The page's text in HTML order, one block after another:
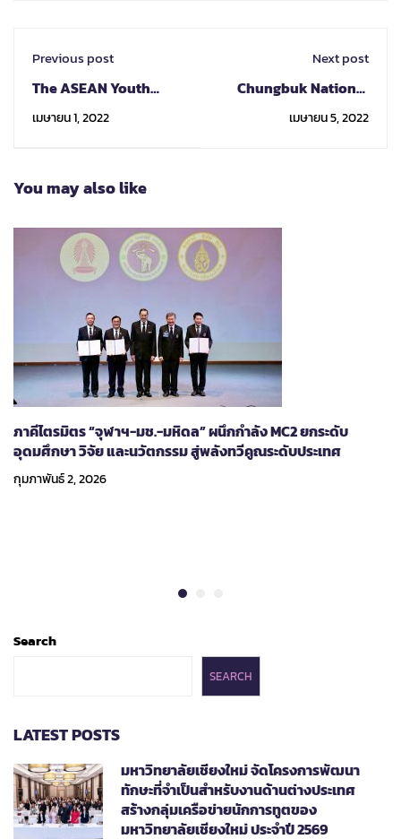
Previous post
The ASEAN Youth
Volunteer Programme
(AYVP)
เมษายน 1, 2022
Next post
Chungbuk National
Exchange student
เมษายน 5, 2022
You may also like
ภาคีไตรมิตร “จุฬาฯ-มช.-มหิดล” ผนึกกำลัง MC2 ยกระดับ
อุดมศึกษา วิจัย และนวัตกรรม สู่พลังทวีคูณระดับประเทศ
กุมภาพันธ์ 2, 2026
Search
SEARCH
LATEST POSTS
มหาวิทยาลัยเชียงใหม่ จัดโครงการพัฒนา
ทักษะที่จำเป็นสำหรับงานด้านต่างประเทศ
สร้างกลุ่มเครือข่ายนักการทูตของ
มหาวิทยาลัยเชียงใหม่ ประจำปี 2569